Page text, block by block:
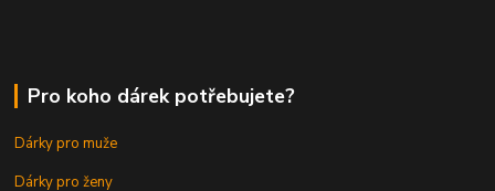
Pro koho dárek potřebujete?
Dárky pro muže
Dárky pro ženy